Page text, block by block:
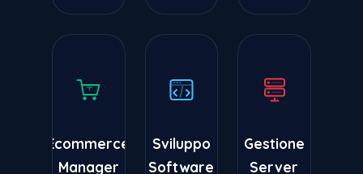
Ecommerce
Manager
Sviluppo
Software
Gestione
Server